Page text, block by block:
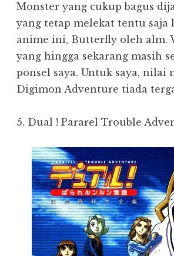
Monster yang cukup bagus
yang tetap melekat tentu saja
anime ini, Butterfly oleh alm.
yang hingga sekarang masih
ponsel saya. Untuk saya, nilai
Digimon Adventure tiada
5. Dual ! Pararel Trouble